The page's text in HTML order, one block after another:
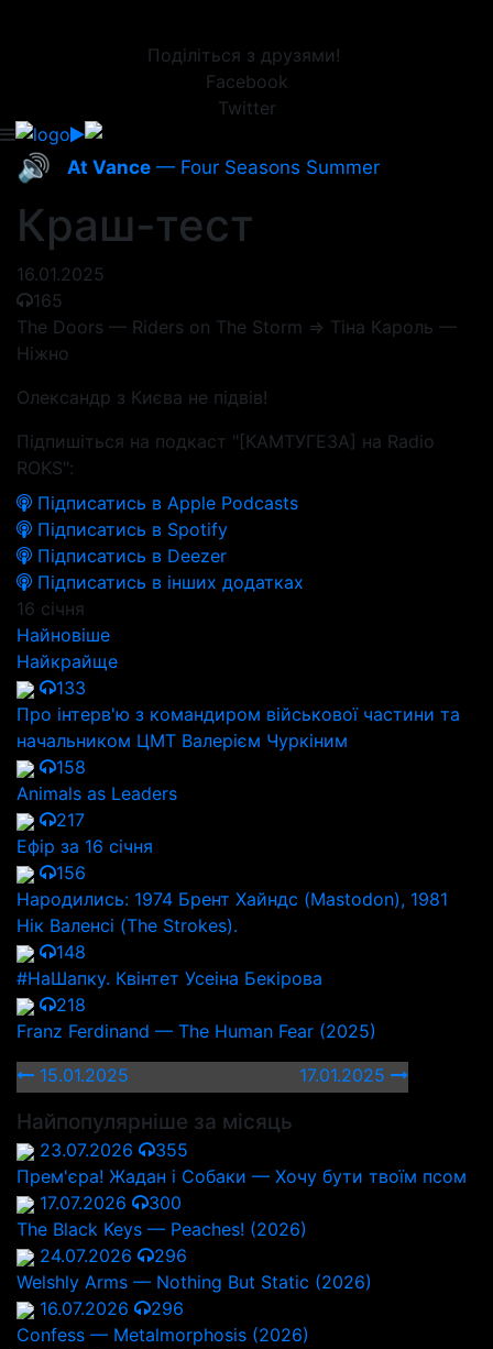
Поділіться з друзями!
Facebook
Twitter
🔊 At Vance — Four Seasons Summer
Краш-тест
16.01.2025
165
The Doors — Riders on The Storm => Тіна Кароль —
Ніжно
Олександр з Києва не підвів!
Підпишіться на подкаст "[КАМТУГЕЗА] на Radio
ROKS":
Підписатись в Apple Podcasts
Підписатись в Spotify
Підписатись в Deezer
Підписатись в інших додатках
16 січня
Найновіше
Найкрайще
133
Про інтерв'ю з командиром військової частини та
начальником ЦМТ Валерієм Чуркіним
158
Animals as Leaders
217
Ефір за 16 січня
156
Народились: 1974 Брент Хайндс (Mastodon), 1981
Нік Валенсі (The Strokes).
148
#НаШапку. Квінтет Усеіна Бекірова
218
Franz Ferdinand — The Human Fear (2025)
15.01.2025
17.01.2025
Найпопулярніше за місяць
23.07.2026
355
Прем'єра! Жадан і Собаки — Хочу бути твоїм псом
17.07.2026
300
The Black Keys — Peaches! (2026)
24.07.2026
296
Welshly Arms — Nothing But Static (2026)
16.07.2026
296
Confess — Metalmorphosis (2026)